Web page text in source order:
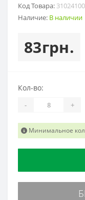
Код Товара: 31024100
Наличие: В наличии
83грн.
Кол-во:
- +
Минимальное